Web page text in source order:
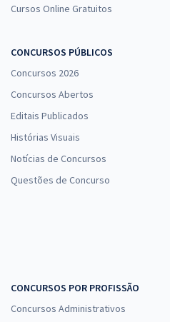
Cursos Online Gratuitos
CONCURSOS PÚBLICOS
Concursos 2026
Concursos Abertos
Editais Publicados
Histórias Visuais
Notícias de Concursos
Questões de Concurso
CONCURSOS POR PROFISSÃO
Concursos Administrativos